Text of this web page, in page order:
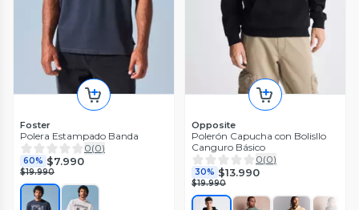
Foster
Polera Estampado Banda
0(0)
60% $7.990
$19.990
Opposite
Polerón Capucha con Bolisllo
Canguro Básico
0(0)
30% $13.990
$19.990